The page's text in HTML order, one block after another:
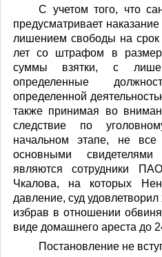
С учетом того, что
предусматривает
лишением свободы на срок
лет со штрафом в
суммы взятки, с
определенные
определенной
также принимая во
следствие по
начальном этапе, не все
основными
являются сотрудники
Чкалова, на которых
давление, суд
избрав в отношении
виде домашнего ареста до
Постановление не